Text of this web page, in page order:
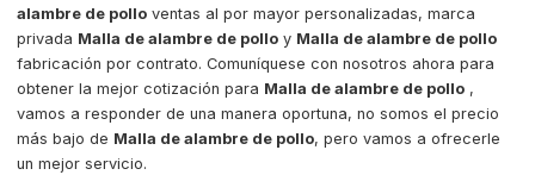
alambre de pollo ventas al por mayor personalizadas, marca
privada Malla de alambre de pollo y Malla de alambre de pollo
fabricación por contrato. Comuníquese con nosotros ahora para
obtener la mejor cotización para Malla de alambre de pollo ,
vamos a responder de una manera oportuna, no somos el precio
más bajo de Malla de alambre de pollo, pero vamos a ofrecerle
un mejor servicio.